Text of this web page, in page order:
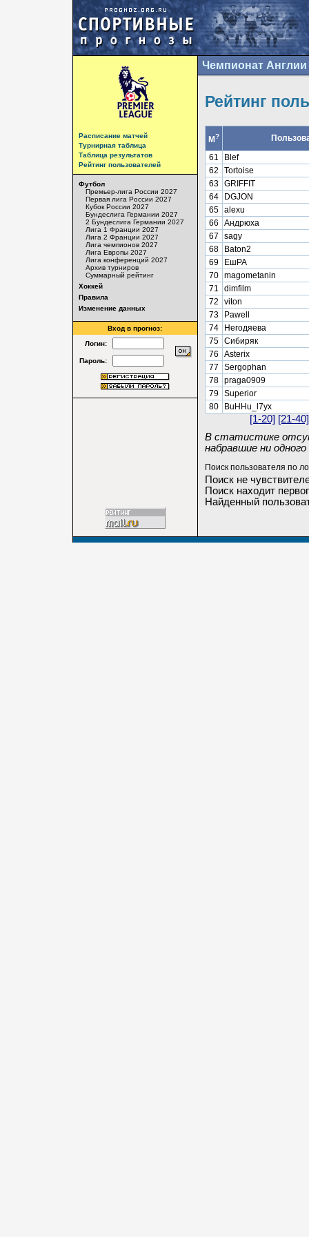
Расписание матчей
Турнирная таблица
Таблица результатов
Рейтинг пользователей
Футбол
Премьер-лига России 2027
Первая лига России 2027
Кубок России 2027
Бундеслига Германии 2027
2 Бундеслига Германии 2027
Лига 1 Франции 2027
Лига 2 Франции 2027
Лига чемпионов 2027
Лига Европы 2027
Лига конференций 2027
Архив турниров
Суммарный рейтинг
Хоккей
Правила
Изменение данных
Вход в прогноз:
Логин:
Пароль:
Чемпионат Англии
Рейтинг
М?
61
Blef
62
Tortoise
63 GRIFFIT
64
DGJON
65 alexu
66
Андрюха
67
sagy
68
Baton2
69
ЕшРА
70 magometanin
71
dimfilm
72
viton
73
Pawell
74
Негодяева
75 Сибиряк
76
Asterix
77
Sergophan
78 praga0909
79 Superior
80
BuHHu_l7yx
[1-20] [21-40]
В статистике
набравшие ни одного
Поиск пользователя по
Поиск не
Поиск находит
Найденный